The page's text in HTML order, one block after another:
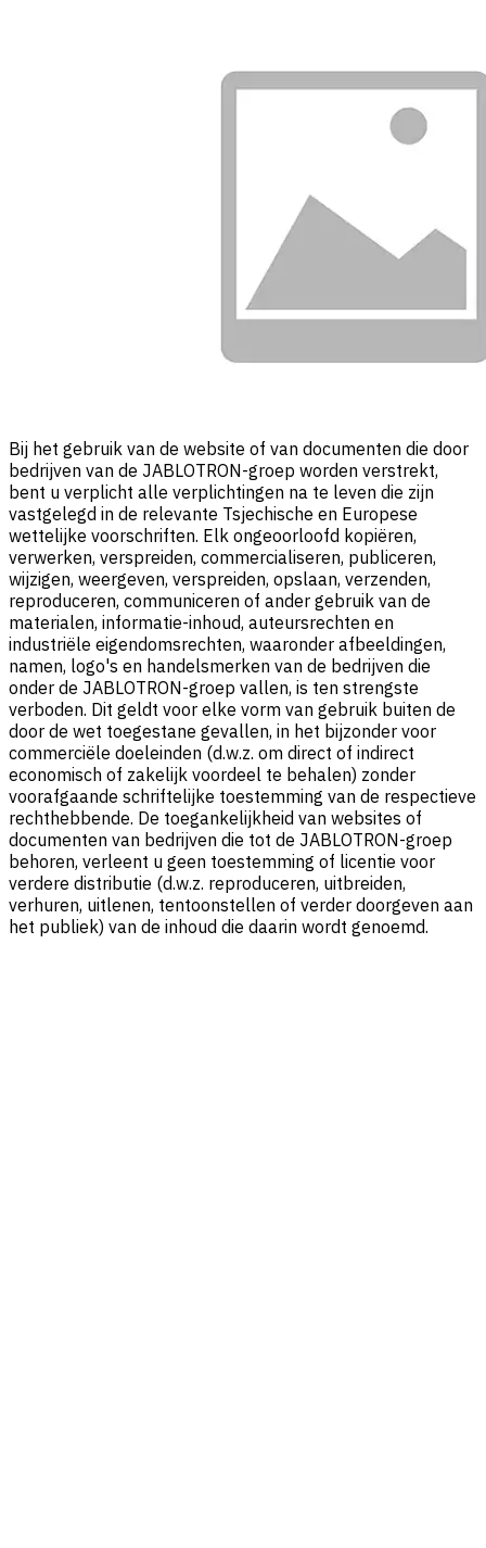
Bij het gebruik van de website of van documenten die door
bedrijven van de JABLOTRON-groep worden verstrekt,
bent u verplicht alle verplichtingen na te leven die zijn
vastgelegd in de relevante Tsjechische en Europese
wettelijke voorschriften. Elk ongeoorloofd kopiëren,
verwerken, verspreiden, commercialiseren, publiceren,
wijzigen, weergeven, verspreiden, opslaan, verzenden,
reproduceren, communiceren of ander gebruik van de
materialen, informatie-inhoud, auteursrechten en
industriële eigendomsrechten, waaronder afbeeldingen,
namen, logo's en handelsmerken van de bedrijven die
onder de JABLOTRON-groep vallen, is ten strengste
verboden. Dit geldt voor elke vorm van gebruik buiten de
door de wet toegestane gevallen, in het bijzonder voor
commerciële doeleinden (d.w.z. om direct of indirect
economisch of zakelijk voordeel te behalen) zonder
voorafgaande schriftelijke toestemming van de respectieve
rechthebbende. De toegankelijkheid van websites of
documenten van bedrijven die tot de JABLOTRON-groep
behoren, verleent u geen toestemming of licentie voor
verdere distributie (d.w.z. reproduceren, uitbreiden,
verhuren, uitlenen, tentoonstellen of verder doorgeven aan
het publiek) van de inhoud die daarin wordt genoemd.